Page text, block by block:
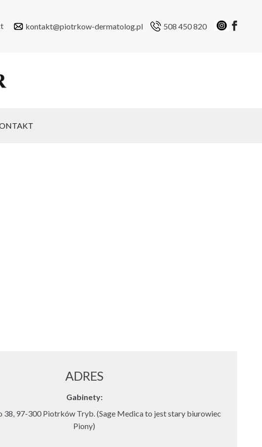
kontakt@piotrkow-dermatolog.pl 508 450 820
ADRES
Gabinety:
38, 97-300 Piotrków Tryb. (Sage Medica to jest stary biurowiec
Piony)